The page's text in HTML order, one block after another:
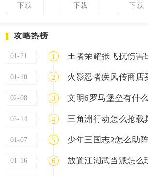
下载 下载 下载
攻略热榜
01-21 1 王者荣耀张飞抗伤害
01-10 2 火影忍者疾风传商店
02-08 3 文明6罗马堡垒有什
03-14 4 三角洲行动怎么抢载
01-07 5 少年三国志2怎么助阵
01-16 6 放置江湖武当派怎么